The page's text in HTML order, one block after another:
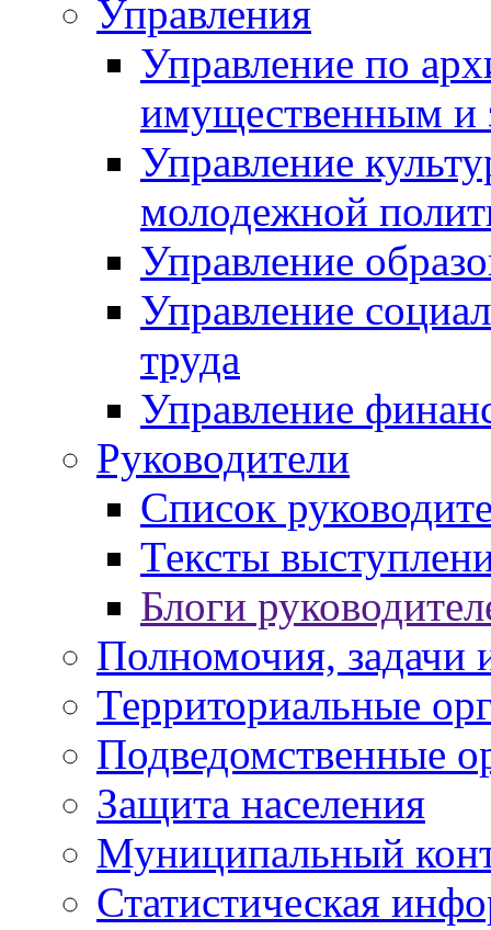
Управления
Управление по
имущественным и
Управление
молодежной
Управление
Управление
труда
Управление
Руководители
Список
Тексты
Блоги
Полномочия, задачи
Территориальные
Подведомственные
Защита населения
Муниципальный
Статистическая